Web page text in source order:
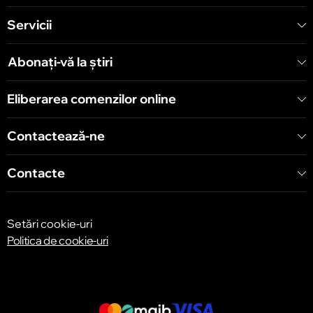
Chișinău
Servicii
Abonați-vă la știri
Eliberarea comenzilor online
Contactează-ne
Contacte
Setări cookie-uri
Politica de cookie-uri